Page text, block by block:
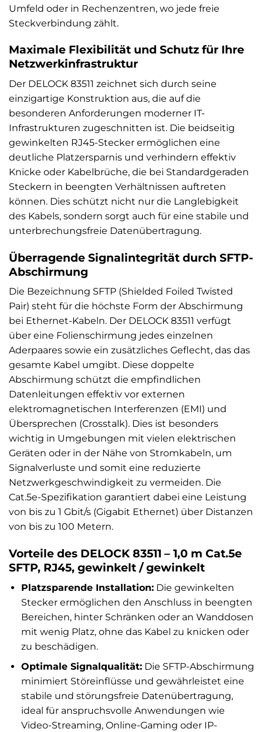
Umfeld oder in Rechenzentren, wo jede freie
Steckverbindung zählt.
Maximale Flexibilität und Schutz für Ihre
Netzwerkinfrastruktur
Der DELOCK 83511 zeichnet sich durch seine
einzigartige Konstruktion aus, die auf die
besonderen Anforderungen moderner IT-
Infrastrukturen zugeschnitten ist. Die beidseitig
gewinkelten RJ45-Stecker ermöglichen eine
deutliche Platzersparnis und verhindern effektiv
Knicke oder Kabelbrüche, die bei Standardgeraden
Steckern in beengten Verhältnissen auftreten
können. Dies schützt nicht nur die Langlebigkeit
des Kabels, sondern sorgt auch für eine stabile und
unterbrechungsfreie Datenübertragung.
Überragende Signalintegrität durch SFTP-
Abschirmung
Die Bezeichnung SFTP (Shielded Foiled Twisted
Pair) steht für die höchste Form der Abschirmung
bei Ethernet-Kabeln. Der DELOCK 83511 verfügt
über eine Folienschirmung jedes einzelnen
Aderpaares sowie ein zusätzliches Geflecht, das das
gesamte Kabel umgibt. Diese doppelte
Abschirmung schützt die empfindlichen
Datenleitungen effektiv vor externen
elektromagnetischen Interferenzen (EMI) und
Übersprechen (Crosstalk). Dies ist besonders
wichtig in Umgebungen mit vielen elektrischen
Geräten oder in der Nähe von Stromkabeln, um
Signalverluste und somit eine reduzierte
Netzwerkgeschwindigkeit zu vermeiden. Die
Cat.5e-Spezifikation garantiert dabei eine Leistung
von bis zu 1 Gbit/s (Gigabit Ethernet) über Distanzen
von bis zu 100 Metern.
Vorteile des DELOCK 83511 – 1,0 m Cat.5e
SFTP, RJ45, gewinkelt / gewinkelt
Platzsparende Installation:Die gewinkelten
Stecker ermöglichen den Anschluss in beengten
Bereichen, hinter Schränken oder an Wanddosen
mit wenig Platz, ohne das Kabel zu knicken oder
zu beschädigen.
Optimale Signalqualität:Die SFTP-Abschirmung
minimiert Störeinflüsse und gewährleistet eine
stabile und störungsfreie Datenübertragung,
ideal für anspruchsvolle Anwendungen wie
Video-Streaming, Online-Gaming oder IP-